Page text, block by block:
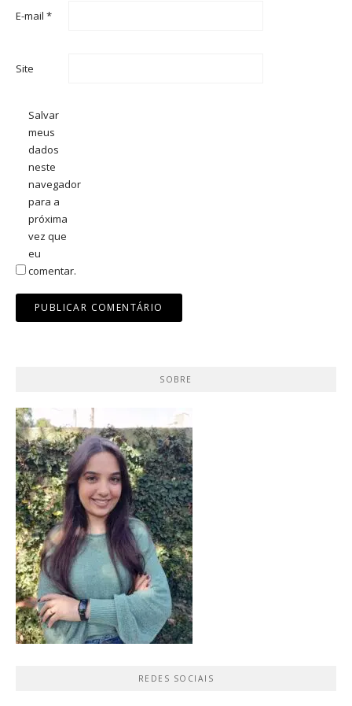
E-mail *
Site
Salvar
meus
dados
neste
navegador
para a
próxima
vez que
eu
comentar.
SOBRE
REDES SOCIAIS